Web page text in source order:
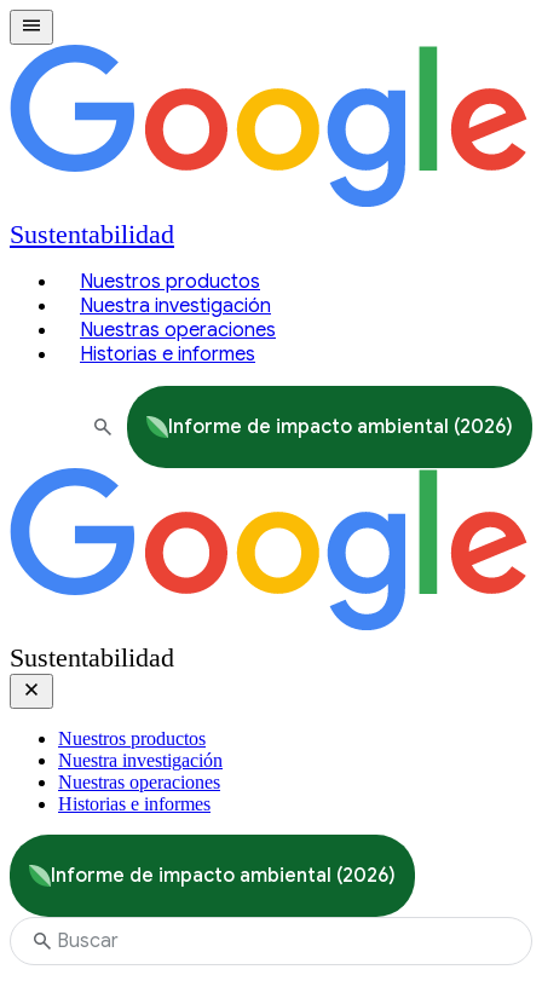
Sustentabilidad
Nuestros productos
Nuestra investigación
Nuestras operaciones
Historias e informes
Informe de impacto ambiental (2026)
Sustentabilidad
Nuestros productos
Nuestra investigación
Nuestras operaciones
Historias e informes
Informe de impacto ambiental (2026)